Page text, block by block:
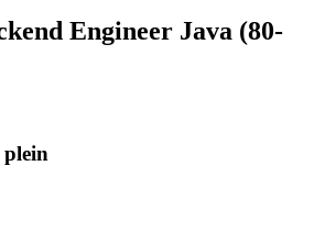
Engineer Java (80-
plein